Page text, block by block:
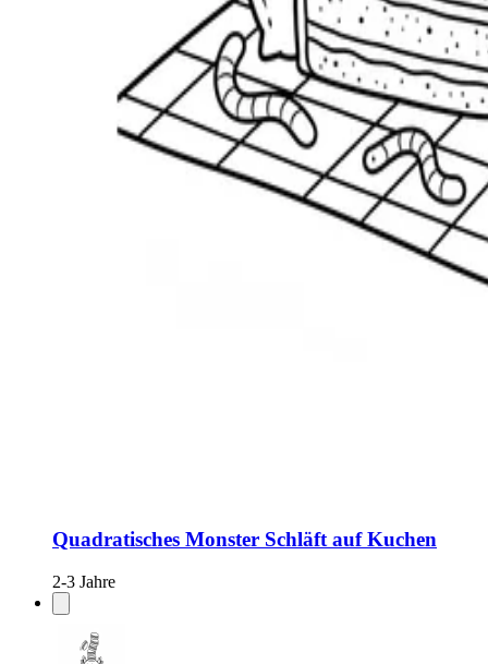
Quadratisches Monster Schläft auf Kuchen
2-3 Jahre